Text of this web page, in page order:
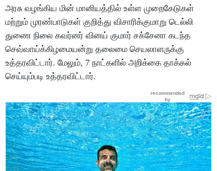
அரசு வழங்கிய மின் மானியத்தில் உள்ள முறைகேடுகள்
மற்றும் முரண்பாடுகள் குறித்து விசாரிக்குமாறு டெல்லி
துணை நிலை கவர்னர் வினய் குமார் சக்சேனா கடந்த
செவ்வாய்க்கிழமையன்று தலைமை செயலாளருக்கு
உத்தரவிட்டார். மேலும், 7 நாட்களில் அறிக்கை தாக்கல்
செய்யும்படி உத்தரவிட்டார்.